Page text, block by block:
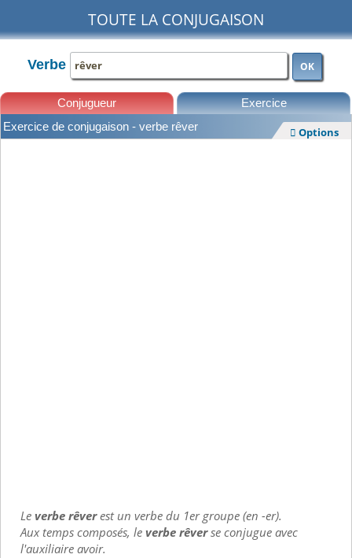
TOUTE LA CONJUGAISON
Verbe OK
Conjugueur Exercice
Exercice de conjugaison - verbe rêver  Options
Leverbe rêverest un verbe du 1er groupe (en -er).
Aux temps composés, leverbe rêverse conjugue avec
l'auxiliaire avoir.